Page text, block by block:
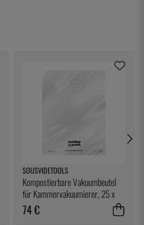
SOUSVIDETOOLS
Kompostierbare Vakuumbeutel
für Kammervakuumierer, 25 x
25 cm, 200er-Pack -
SousVideTools
74 €